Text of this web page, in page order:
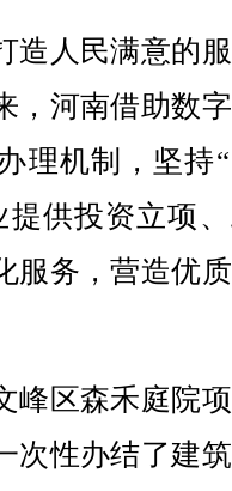
人民满意的
，河南借助数
理机制，坚持
提供投资立项
服务，营造优
区森禾庭院
次性办结了建